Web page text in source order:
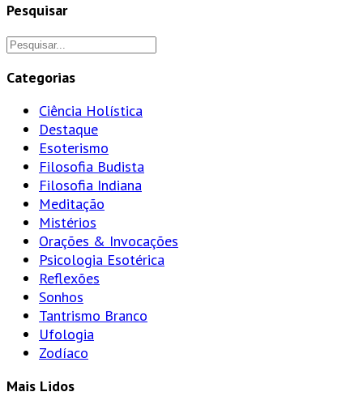
Pesquisar
Categorias
Ciência Holística
Destaque
Esoterismo
Filosofia Budista
Filosofia Indiana
Meditação
Mistérios
Orações & Invocações
Psicologia Esotérica
Reflexões
Sonhos
Tantrismo Branco
Ufologia
Zodíaco
Mais Lidos